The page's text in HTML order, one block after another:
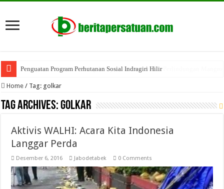
Penguatan Program Perhutanan Sosial Indragiri Hilir
Home / Tag: golkar
Tag Archives:golkar
Aktivis WALHI: Acara Kita Indonesia
Langgar Perda
Desember 6, 2016 Jabodetabek 0 Comments